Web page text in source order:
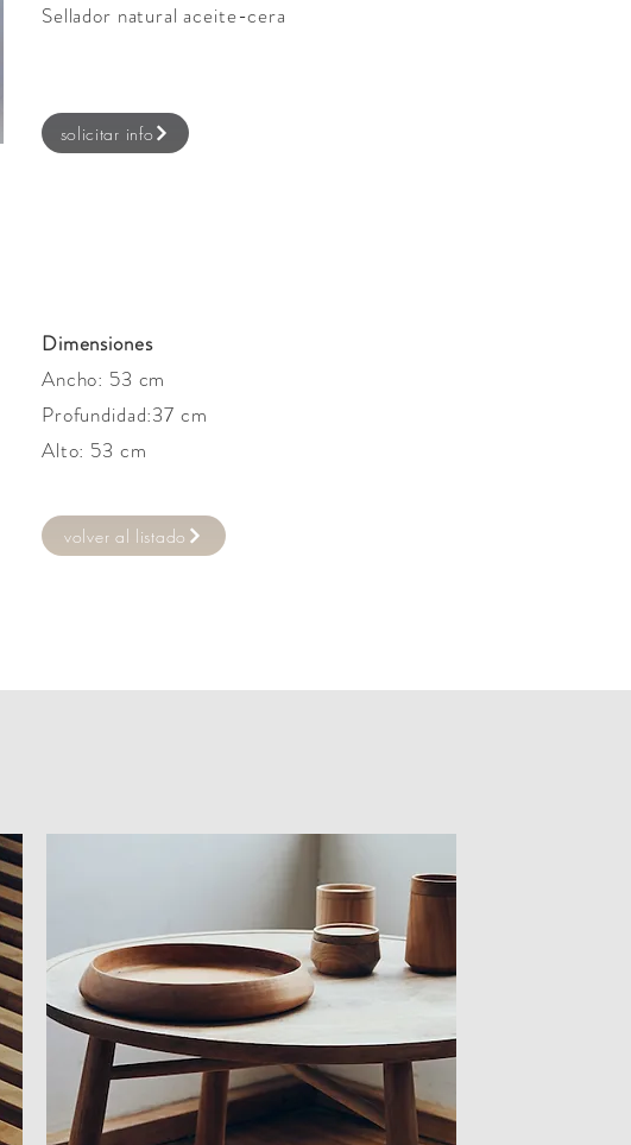
Sellador natural aceite-cera
solicitar info
Dimensiones
Ancho: 53 cm
Profundidad:37 cm
Alto: 53 cm
volver al listado